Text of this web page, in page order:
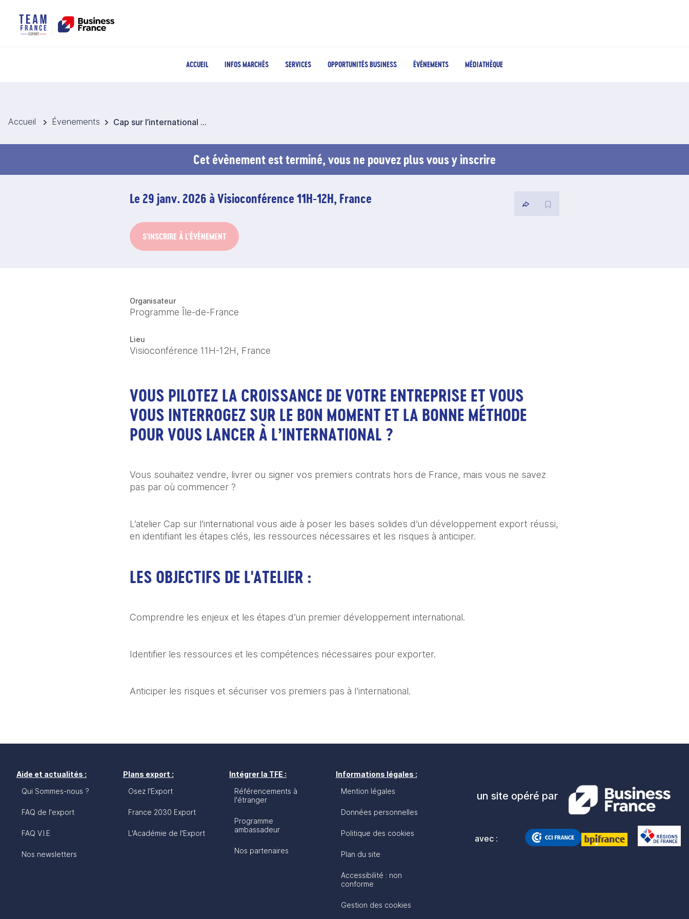
ACCUEIL INFOS MARCHÉS SERVICES OPPORTUNITÉS BUSINESS ÉVÉNEMENTS MÉDIATHÈQUE
Accueil Évenements Cap sur l’international : Atelier d’initiation à l’international
Cet évènement est terminé, vous ne pouvez plus vous y inscrire
Le 29 janv. 2026 à Visioconférence 11H-12H, France
S'INSCRIRE À L'ÉVÉNEMENT
Organisateur
Programme Île-de-France
Lieu
Visioconférence 11H-12H, France
VOUS PILOTEZ LA CROISSANCE DE VOTRE ENTREPRISE ET VOUS
VOUS INTERROGEZ SUR LE BON MOMENT ET LA BONNE MÉTHODE
POUR VOUS LANCER À L’INTERNATIONAL ?
Vous souhaitez vendre, livrer ou signer vos premiers contrats hors de France, mais vous ne savez
pas par où commencer ?
L’atelier Cap sur l’international vous aide à poser les bases solides d’un développement export réussi,
en identifiant les étapes clés, les ressources nécessaires et les risques à anticiper.
LES OBJECTIFS DE L'ATELIER :
Comprendre les enjeux et les étapes d’un premier développement international.
Identifier les ressources et les compétences nécessaires pour exporter.
Anticiper les risques et sécuriser vos premiers pas à l’international.
Aide et actualités :
Qui Sommes-nous ?
FAQ de l'export
FAQ V.I.E
Nos newsletters
Plans export :
Osez l'Export
France 2030 Export
L'Académie de l'Export
Intégrer la TFE :
Référencements à
l'étranger
Programme
ambassadeur
Nos partenaires
Informations légales :
Mention légales
Données personnelles
Politique des cookies
Plan du site
Accessibilité : non
conforme
Gestion des cookies
un site opéré par
avec :